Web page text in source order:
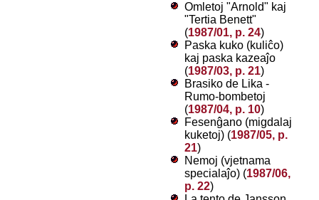
Omletoj "Arnold" kaj
"Tertia Benett"
(1987/01, p. 24)
Paska kuko (kuliĉo)
kaj paska kazeaĵo
(1987/03, p. 21)
Brasiko de Lika -
Rumo-bombetoj
(1987/04, p. 10)
Fesenĝano (migdalaj
kuketoj) (1987/05, p.
21)
Nemoj (vjetnama
specialaĵo) (1987/06,
p. 22)